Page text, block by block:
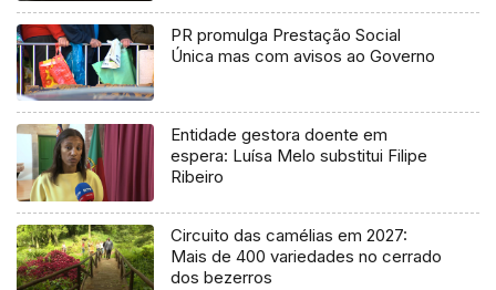
PR promulga Prestação Social
Única mas com avisos ao Governo
Entidade gestora doente em
espera: Luísa Melo substitui Filipe
Ribeiro
Circuito das camélias em 2027:
Mais de 400 variedades no cerrado
dos bezerros